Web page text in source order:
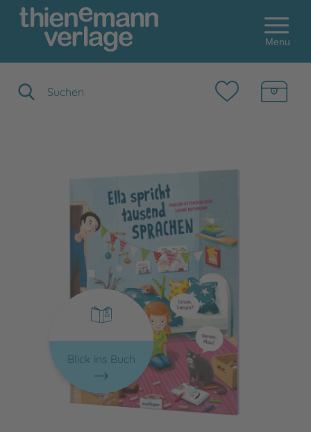
Menu
Blick ins Buch